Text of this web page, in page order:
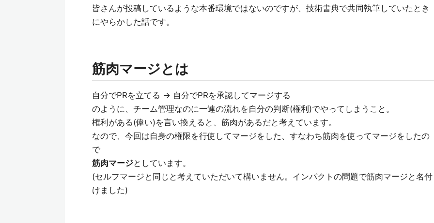
皆さんが投稿しているような本番環境ではないのですが、技術書典で共同執筆していたとき
にやらかした話です。
筋肉マージとは
自分でPRを立てる -> 自分でPRを承認してマージする
のように、チーム管理なのに一連の流れを自分の判断(権利)でやってしまうこと。
権利がある(偉い)を言い換えると、筋肉があるだと考えています。
なので、今回は自身の権限を行使してマージをした、すなわち筋肉を使ってマージをしたの
で
筋肉マージとしています。
(セルフマージと同じと考えていただいて構いません。インパクトの問題で筋肉マージと名付
けました)